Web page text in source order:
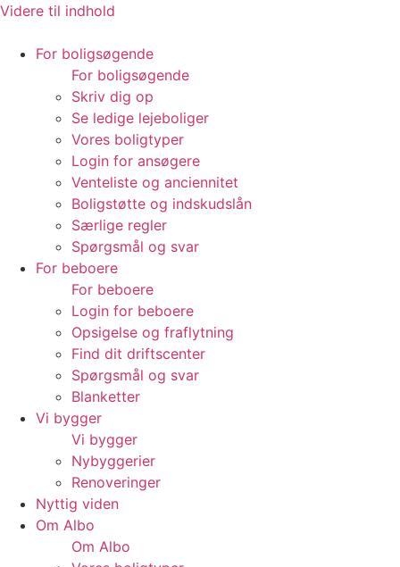
Videre til indhold
For boligsøgende
For boligsøgende
Skriv dig op
Se ledige lejeboliger
Vores boligtyper
Login for ansøgere
Venteliste og anciennitet
Boligstøtte og indskudslån
Særlige regler
Spørgsmål og svar
For beboere
For beboere
Login for beboere
Opsigelse og fraflytning
Find dit driftscenter
Spørgsmål og svar
Blanketter
Vi bygger
Vi bygger
Nybyggerier
Renoveringer
Nyttig viden
Om Albo
Om Albo